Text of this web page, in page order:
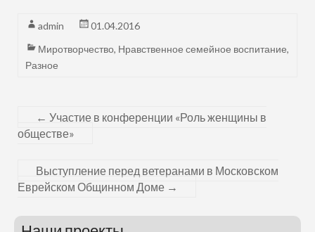
admin
01.04.2016
Миротворчество, Нравственное семейное воспитание,
Разное
← Участие в конференции «Роль женщины в
обществе»
Выступление перед ветеранами в Московском
Еврейском Общинном Доме →